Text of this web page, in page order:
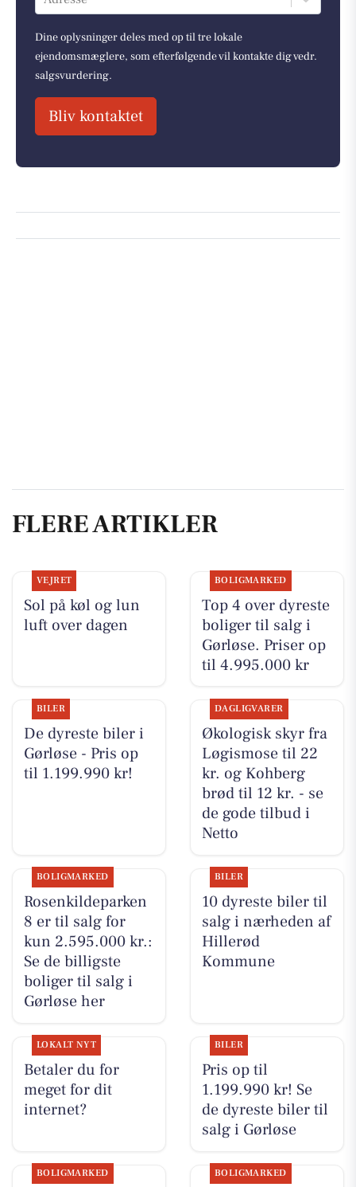
Dine oplysninger deles med op til tre lokale
ejendomsmæglere, som efterfølgende vil kontakte dig vedr.
salgsvurdering.
Bliv kontaktet
FLERE ARTIKLER
VEJRET
Sol på køl og lun
luft over dagen
BOLIGMARKED
Top 4 over dyreste
boliger til salg i
Gørløse. Priser op
til 4.995.000 kr
BILER
De dyreste biler i
Gørløse - Pris op
til 1.199.990 kr!
DAGLIGVARER
Økologisk skyr fra
Løgismose til 22
kr. og Kohberg
brød til 12 kr. - se
de gode tilbud i
Netto
BOLIGMARKED
Rosenkildeparken
8 er til salg for
kun 2.595.000 kr.:
Se de billigste
boliger til salg i
Gørløse her
BILER
10 dyreste biler til
salg i nærheden af
Hillerød
Kommune
LOKALT NYT
Betaler du for
meget for dit
internet?
BILER
Pris op til
1.199.990 kr! Se
de dyreste biler til
salg i Gørløse
BOLIGMARKED BOLIGMARKED